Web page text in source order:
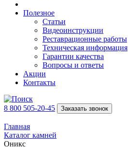
Полезное
Статьи
Видеоинструкции
Реставрационные работы
Техническая информация
Гарантии качества
Вопросы и ответы
Акции
Контакты
8 800 505-20-45 Заказать звонок
Главная
Каталог камней
Оникс